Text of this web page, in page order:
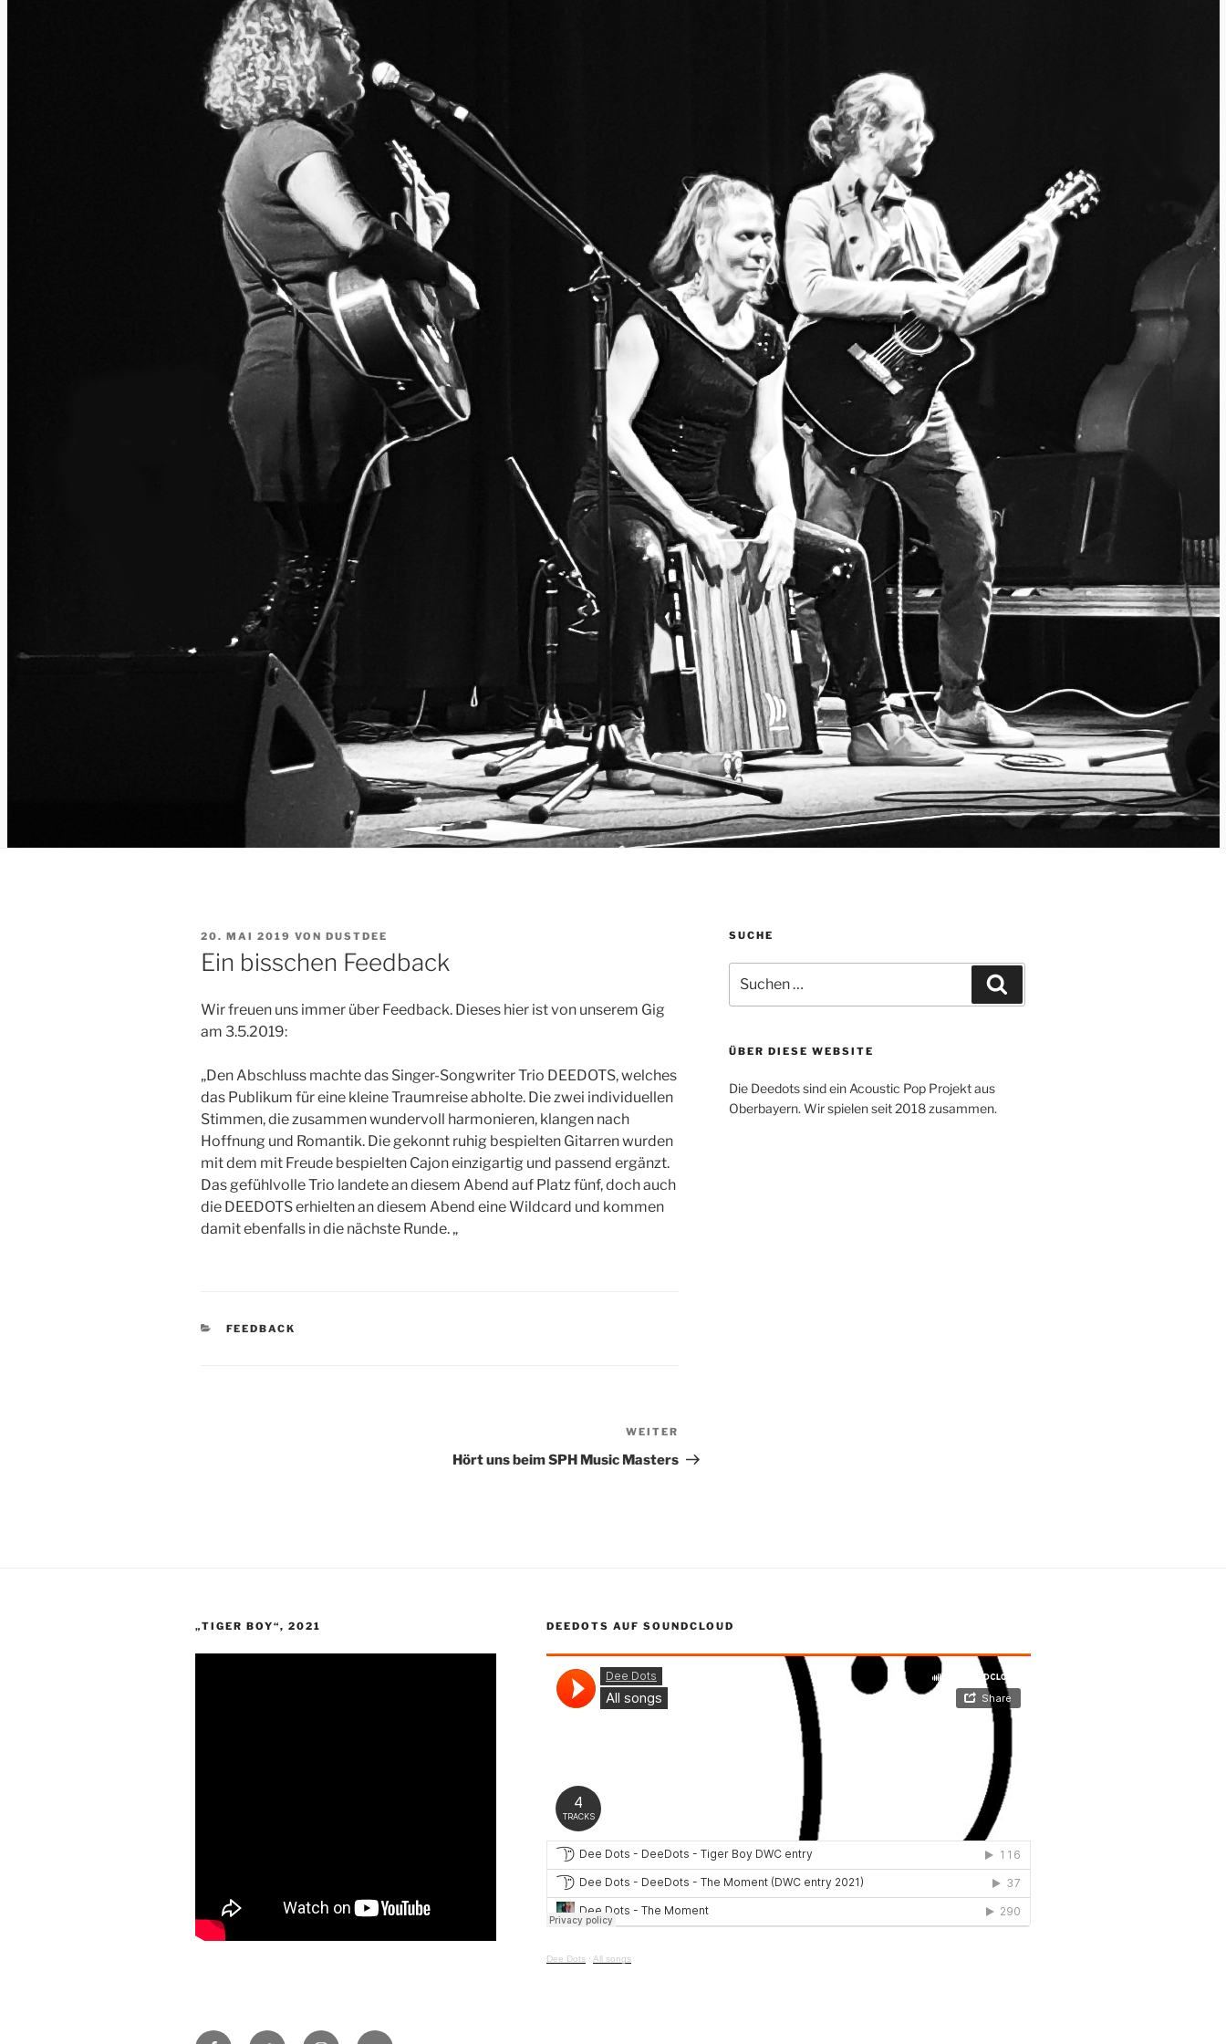
VERÖFFENTLICHT
AM
20. MAI 2019 VON DUSTDEE
Ein bisschen Feedback
Wir freuen uns immer über Feedback. Dieses hier ist von unserem Gig
am 3.5.2019:
„Den Abschluss machte das Singer-Songwriter Trio DEEDOTS, welches
das Publikum für eine kleine Traumreise abholte. Die zwei individuellen
Stimmen, die zusammen wundervoll harmonieren, klangen nach
Hoffnung und Romantik. Die gekonnt ruhig bespielten Gitarren wurden
mit dem mit Freude bespielten Cajon einzigartig und passend ergänzt.
Das gefühlvolle Trio landete an diesem Abend auf Platz fünf, doch auch
die DEEDOTS erhielten an diesem Abend eine Wildcard und kommen
damit ebenfalls in die nächste Runde. „
KATEGORIEN
FEEDBACK
Beitrag
WEITER
Hört uns beim SPH Music Masters
SUCHE
nach:
ÜBER DIESE WEBSITE
Die Deedots sind ein Acoustic Pop Projekt aus
Oberbayern. Wir spielen seit 2018 zusammen.
„TIGER BOY“, 2021 DEEDOTS AUF SOUNDCLOUD
Dee Dots· All songs